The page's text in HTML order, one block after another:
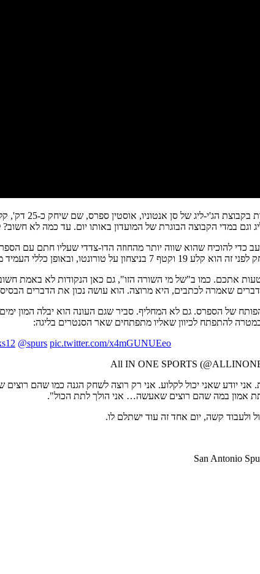
וגם במדי הקבוצה הבוגרת של המועדון באותו יום. עד כמה לא
העמיד מספרים יציבים לאורך כל המשחקים.
אתכם. כמו ב"של מי השורה הזו", גם כאן הנקודות לא באמת
שאמרה לכתבים, היא מרוצה. הוא עושה נכון את הדברים
של הספרס. גם לא המחליף. סביר שגם העונה הוא יבלה המון
להתפתח לכיוון שאליו מתפתחים שאר הסנטרים בליגה:
@spurs pic.twitter.com/x4mGUNUEeo
אני יודע שאני יכול לקלוע. אני רק רוצה לשחק הגנה כמו שהם
אמון במה שהם רוצים שאעשה… אני הולך לתת הכול".
ולעבוד קשה, יום אחד זה עוד ישתלם לו.